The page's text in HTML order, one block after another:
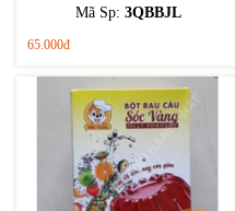
Mã Sp: 3QBBJL
65.000đ